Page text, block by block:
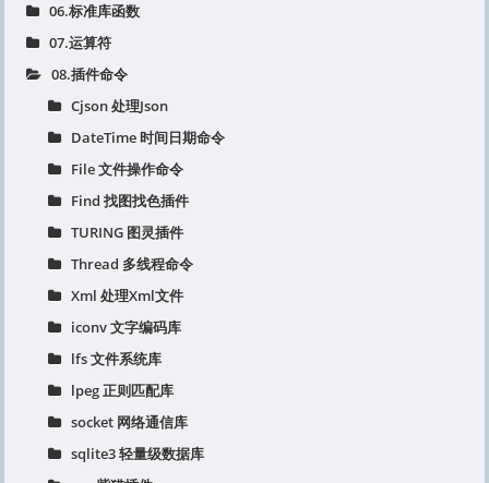
06.标准库函数
07.运算符
08.插件命令
Cjson 处理Json
DateTime 时间日期命令
File 文件操作命令
Find 找图找色插件
TURING 图灵插件
Thread 多线程命令
Xml 处理Xml文件
iconv 文字编码库
lfs 文件系统库
lpeg 正则匹配库
socket 网络通信库
sqlite3 轻量级数据库